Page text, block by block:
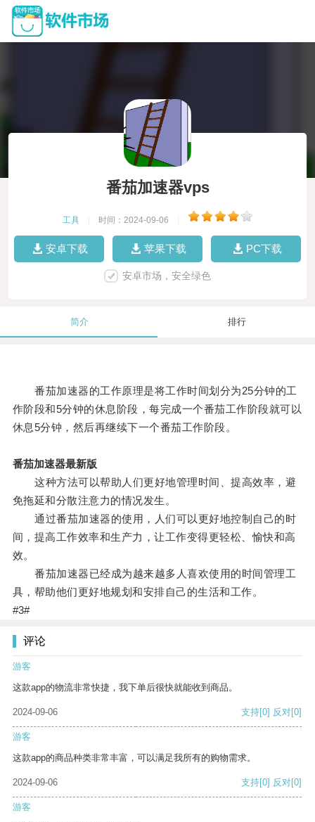
番茄加速器vps
工具 时间：2024-09-06
安卓下载 苹果下载 PC下载
安卓市场，安全绿色
简介 排行
番茄加速器的工作原理是将工作时间划分为25分钟的工
作阶段和5分钟的休息阶段，每完成一个番茄工作阶段就可以
休息5分钟，然后再继续下一个番茄工作阶段。
番茄加速器最新版
这种方法可以帮助人们更好地管理时间、提高效率，避
免拖延和分散注意力的情况发生。
通过番茄加速器的使用，人们可以更好地控制自己的时
间，提高工作效率和生产力，让工作变得更轻松、愉快和高
效。
番茄加速器已经成为越来越多人喜欢使用的时间管理工
具，帮助他们更好地规划和安排自己的生活和工作。
#3#
评论
游客
这款app的物流非常快捷，我下单后很快就能收到商品。
2024-09-06 支持[0] 反对[0]
游客
这款app的商品种类非常丰富，可以满足我所有的购物需求。
2024-09-06 支持[0] 反对[0]
游客